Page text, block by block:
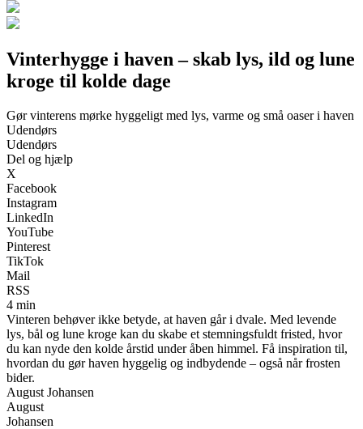
Vinterhygge i haven – skab lys, ild og lune
kroge til kolde dage
Gør vinterens mørke hyggeligt med lys, varme og små oaser i haven
Udendørs
Udendørs
Del og hjælp
X
Facebook
Instagram
LinkedIn
YouTube
Pinterest
TikTok
Mail
RSS
4 min
Vinteren behøver ikke betyde, at haven går i dvale. Med levende
lys, bål og lune kroge kan du skabe et stemningsfuldt fristed, hvor
du kan nyde den kolde årstid under åben himmel. Få inspiration til,
hvordan du gør haven hyggelig og indbydende – også når frosten
bider.
August Johansen
August
Johansen